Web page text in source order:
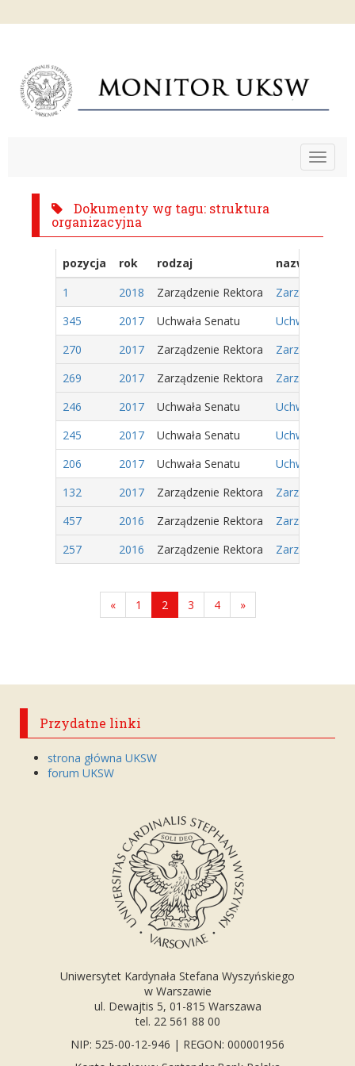
Toggle
Dokumenty wg tagu: struktura
organizacyjna
pozycja rok rodzaj
nazwa
1
2018 Zarządzenie Rektora
Zarządzenie
345
2017 Uchwała Senatu
Uchwała Nr
270
2017 Zarządzenie Rektora
Zarządzenie
269
2017 Zarządzenie Rektora
Zarządzenie
246
2017 Uchwała Senatu
Uchwała Nr
245
2017 Uchwała Senatu
Uchwała Nr
206
2017 Uchwała Senatu
Uchwała Nr
132
2017 Zarządzenie Rektora
Zarządzenie
457
2016 Zarządzenie Rektora
Zarządzenie
257
2016 Zarządzenie Rektora Zarządzenie
« 1 2 3 4 »
Przydatne linki
strona główna UKSW
forum UKSW
Uniwersytet Kardynała Stefana Wyszyńskiego
w Warszawie
ul. Dewajtis 5, 01-815 Warszawa
tel. 22 561 88 00
NIP: 525-00-12-946 | REGON: 000001956